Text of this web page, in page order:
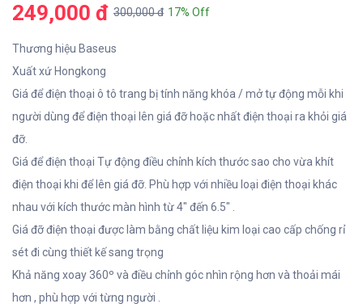
249,000 đ 300,000 đ 17% Off
Thương hiệu Baseus
Xuất xứ Hongkong
Giá để điện thoại ô tô trang bị tính năng khóa / mở tự động mỗi khi
người dùng để điện thoại lên giá đỡ hoặc nhất điện thoại ra khỏi giá
đỡ.
Giá để điện thoại Tự động điều chỉnh kích thước sao cho vừa khít
điện thoại khi để lên giá đỡ. Phù hợp với nhiều loại điện thoại khác
nhau với kích thước màn hình từ 4" đến 6.5" .
Giá đỡ điện thoại được làm bằng chất liệu kim loại cao cấp chống rỉ
sét đi cùng thiết kế sang trọng
Khả năng xoay 360º và điều chỉnh góc nhìn rộng hơn và thoải mái
hơn , phù hợp với từng người .